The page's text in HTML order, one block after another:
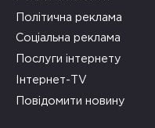
Політична реклама
Соціальна реклама
Послуги інтернету
Інтернет-TV
Повідомити новину